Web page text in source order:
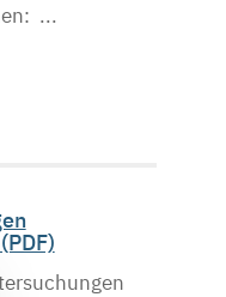
...